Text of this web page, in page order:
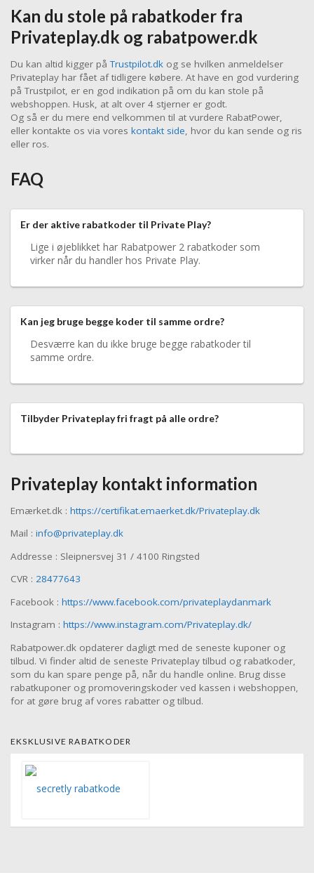
Kan du stole på rabatkoder fra
Privateplay.dk og rabatpower.dk
Du kan altid kigger påTrustpilot.dk og se hvilken anmeldelser
Privateplay har fået af tidligere købere. At have en god vurdering
på Trustpilot, er en god indikation på om du kan stole på
webshoppen. Husk, at alt over 4 stjerner er godt.
Og så er du mere end velkommen til at vurdere RabatPower,
eller kontakte os via vores kontakt side, hvor du kan sende og ris
eller ros.
FAQ
Er der aktive rabatkoder til Private Play?
Lige i øjeblikket har Rabatpower 2 rabatkoder som
virker når du handler hos Private Play.
Kan jeg bruge begge koder til samme ordre?
Desværre kan du ikke bruge begge rabatkoder til
samme ordre.
Tilbyder Privateplay fri fragt på alle ordre?
Privateplay kontakt information
Emærket.dk : https://certifikat.emaerket.dk/Privateplay.dk
Mail : info@privateplay.dk
Addresse : Sleipnersvej 31 / 4100 Ringsted
CVR : 28477643
Facebook : https://www.facebook.com/privateplaydanmark
Instagram : https://www.instagram.com/Privateplay.dk/
Rabatpower.dk opdaterer dagligt med de seneste kuponer og
tilbud. Vi finder altid de seneste Privateplay tilbud og rabatkoder,
som du kan spare penge på, når du handle online. Brug disse
rabatkuponer og promoveringskoder ved kassen i webshoppen,
for at gøre brug af vores rabatter og tilbud.
EKSKLUSIVE RABATKODER